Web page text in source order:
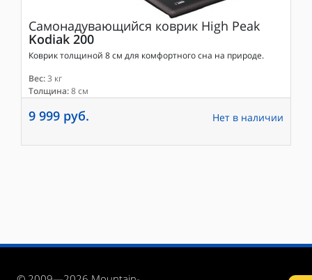
Самонадувающийся коврик High Peak
Kodiak 200
Коврик толщиной 8 см для комфортного сна на природе.
Вес:3 кг
Толщина:8 см
9 999 руб. Нет в наличии